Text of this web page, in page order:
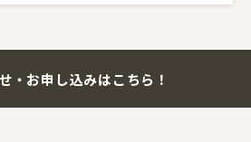
・お申し込みはこちら！